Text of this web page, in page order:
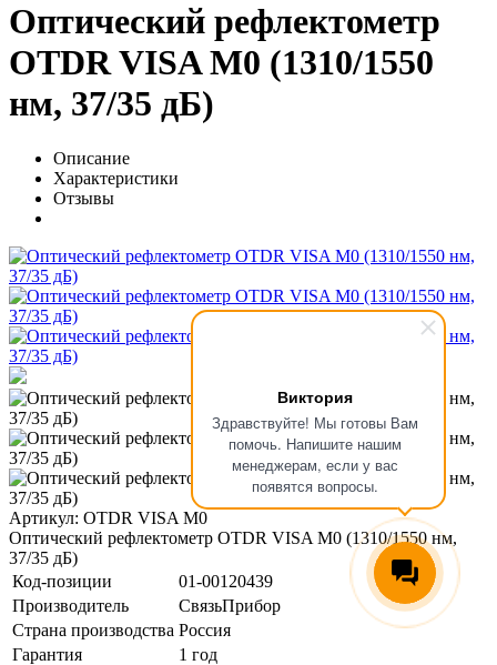
Виктория
Здравствуйте! Мы готовы Вам
помочь. Напишите нашим
менеджерам, если у вас
появятся вопросы.
Оптический рефлектометр
OTDR VISA М0 (1310/1550
нм, 37/35 дБ)
Описание
Характеристики
Отзывы
Артикул: OTDR VISA М0
Оптический рефлектометр OTDR VISA М0 (1310/1550 нм,
37/35 дБ)
Код-позиции
01-00120439
Производитель
СвязьПрибор
Страна производства Россия
Гарантия
1 год